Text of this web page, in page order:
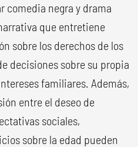
comedia negra y drama
que entretiene
sobre los derechos de los
decisiones sobre su propia
familiares. Además,
entre el deseo de
sociales,
sobre la edad pueden